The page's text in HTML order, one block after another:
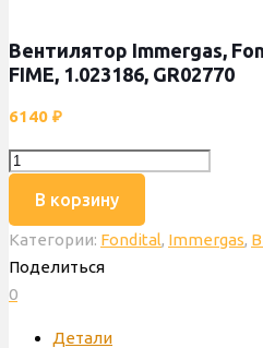
Вентилятор Immergas,
FIME, 1.023186, GR02770
6140 ₽
Количество
Вентилятор
Immergas,
Fondital
Victoria,
В корзину
Категории: Fondital, Immergas,
Поделиться
0
Детали